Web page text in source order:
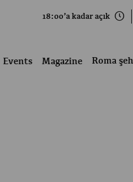
18:00’a kadar açık
Events Magazine Roma